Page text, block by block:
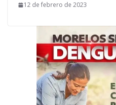
12 de febrero de 2023